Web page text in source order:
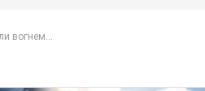
вогнем...